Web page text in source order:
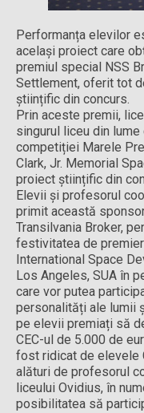
Performanța elevilor
același proiect care
premiul special NSS
Settlement, oferit tot
științific din concurs.
Prin aceste premii,
singurul liceu din
competiției Marele
Clark, Jr. Memorial
proiect științific din
Elevii și profesorul
primit această
Transilvania Broker,
festivitatea de
International Space
Los Angeles, SUA în
care vor putea
personalități ale lumii
pe elevii premiați să
CEC-ul de 5.000 de
fost ridicat de elevele
alături de profesorul
liceului Ovidius, în
posibilitatea să